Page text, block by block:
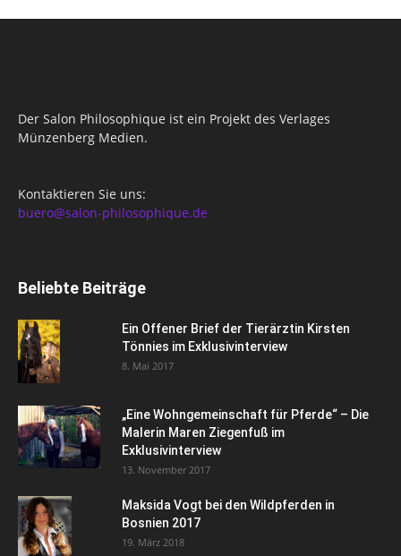
Der Salon Philosophique ist ein Projekt des Verlages
Münzenberg Medien.
Kontaktieren Sie uns:
buero@salon-philosophique.de
Beliebte Beiträge
Ein Offener Brief der Tierärztin Kirsten
Tönnies im Exklusivinterview
8. Mai 2017
„Eine Wohngemeinschaft für Pferde“ – Die
Malerin Maren Ziegenfuß im
Exklusivinterview
13. November 2017
Maksida Vogt bei den Wildpferden in
Bosnien 2017
19. März 2018